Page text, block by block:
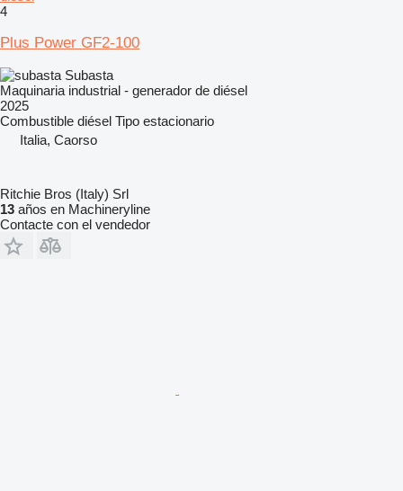
4
Plus Power GF2-100
Subasta
Maquinaria industrial - generador de diésel
2025
Combustible diésel Tipo estacionario
Italia, Caorso
Ritchie Bros (Italy) Srl
13 años en Machineryline
Contacte con el vendedor